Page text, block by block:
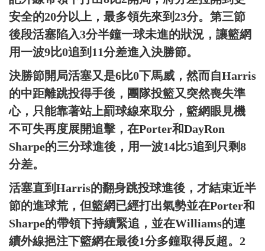
安全的20分以上，最多領先來到23分。第三節
後段活塞陷入3分半鐘一球未進的狀況，讓籃網
用一波9比0追到11分差進入決勝節。
決勝節開局活塞又是6比0下馬威，然而自Harris
的中距離跳投得手後，團隊投籃又突然喪失準
心，只能靠著站上罰球線來取分，籃網眼見機
不可失再度展開追擊，在Porter和DayRon
Sharpe的三分球進後，用一波14比5追到只剩8
分差。
活塞直到Harris的翻身跳投球進後，才結束近半
節的進球荒，但籃網已經打出氣勢並在Porter和
Sharpe的帶領下持續緊追，並在Williams的連
續外線挹注下籃網在最後1分多鐘取得反超。2